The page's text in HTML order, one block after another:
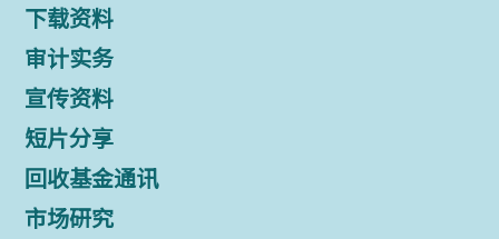
下载资料
审计实务
宣传资料
短片分享
回收基金通讯
市场研究